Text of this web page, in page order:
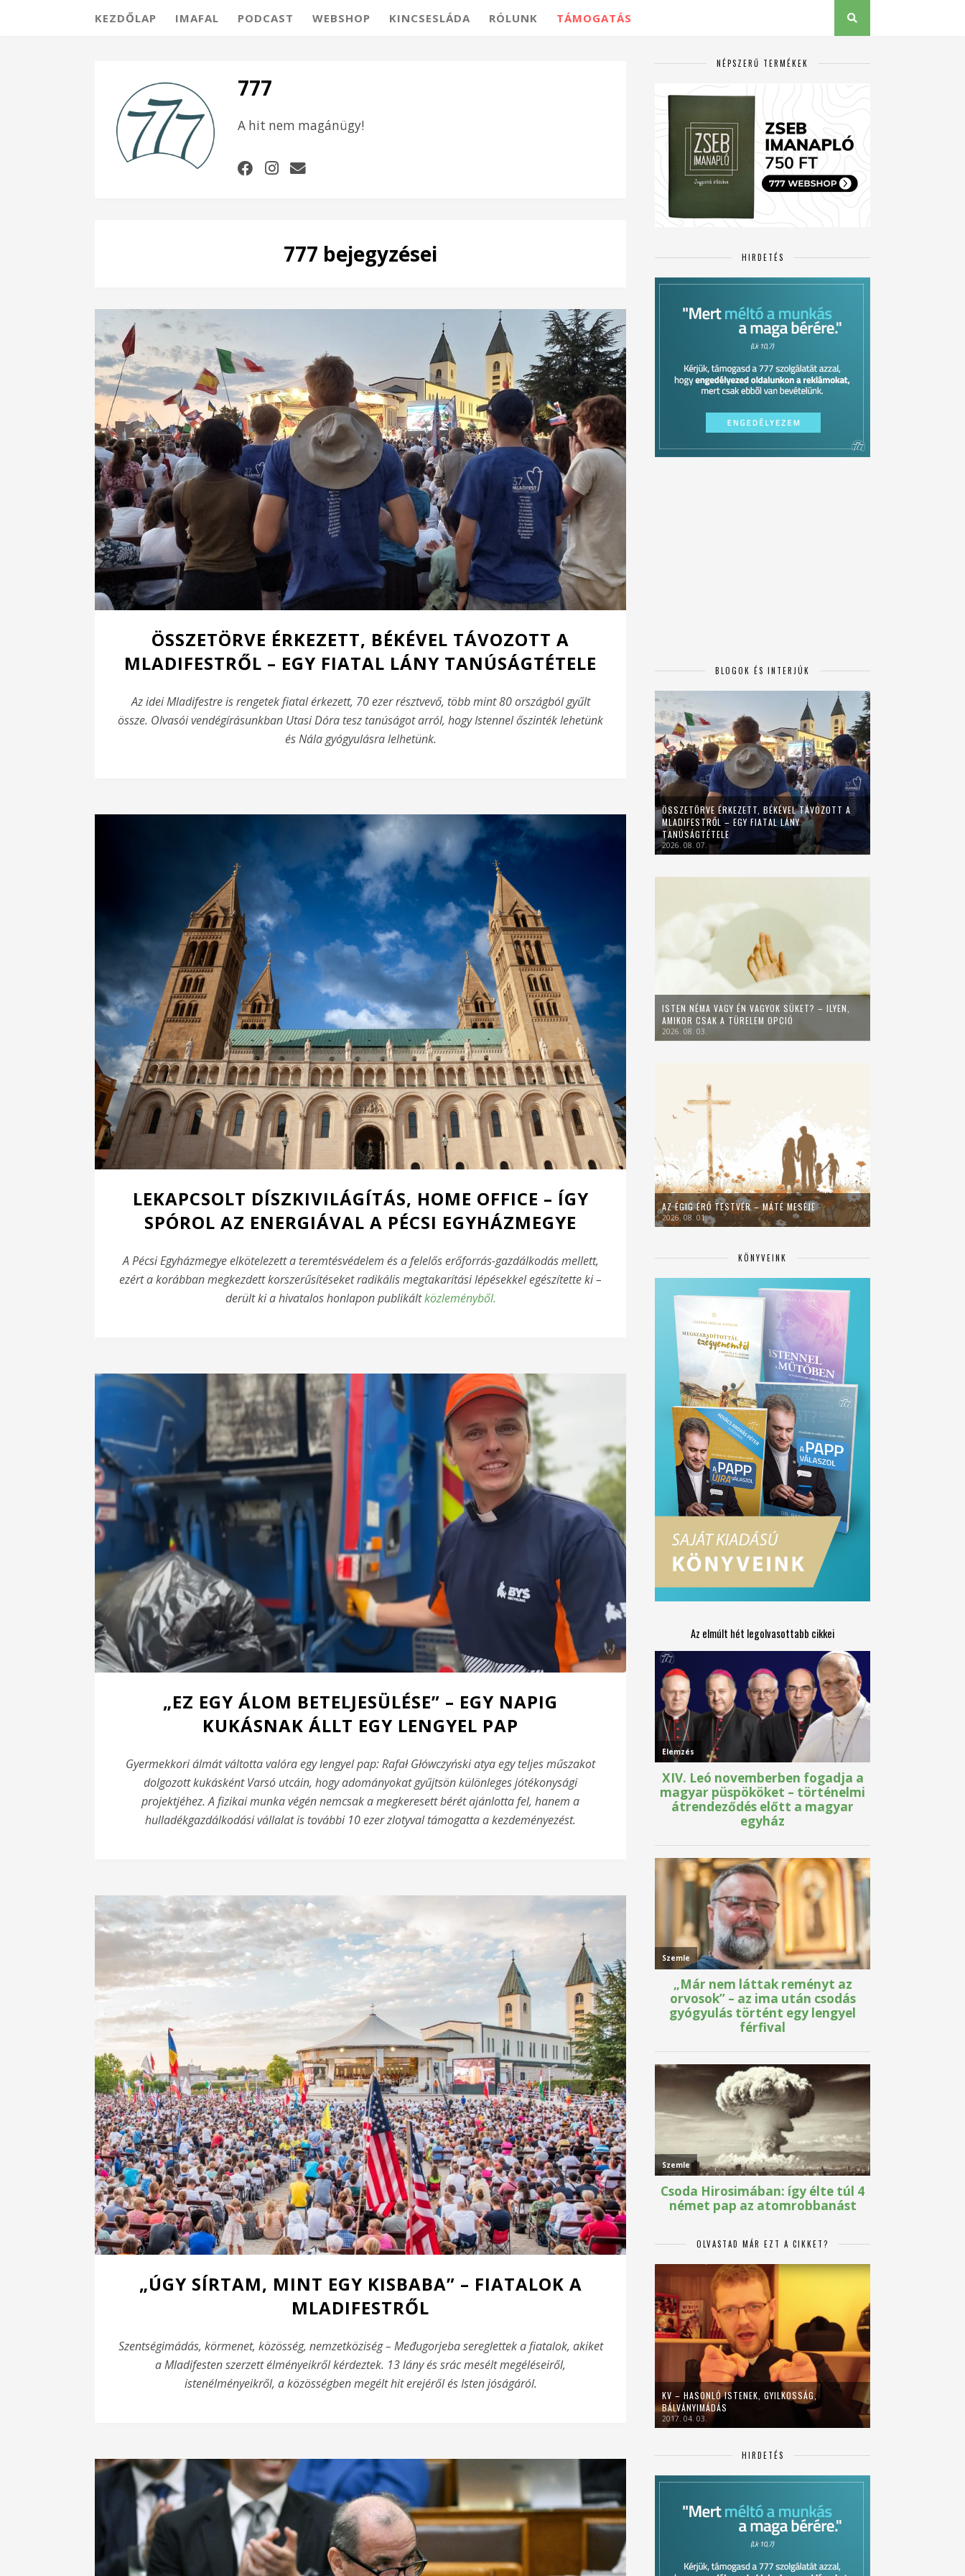
KEZDŐLAP IMAFAL PODCAST WEBSHOP KINCSESLÁDA RÓLUNK TÁMOGATÁS
777
A hit nem magánügy!
777 bejegyzései
ÖSSZETÖRVE ÉRKEZETT, BÉKÉVEL TÁVOZOTT A
MLADIFESTRŐL – EGY FIATAL LÁNY TANÚSÁGTÉTELE
Az idei Mladifestre is rengetek fiatal érkezett, 70 ezer résztvevő, több mint 80 országból gyűlt
össze. Olvasói vendégírásunkban Utasi Dóra tesz tanúságot arról, hogy Istennel őszinték lehetünk
és Nála gyógyulásra lelhetünk.
LEKAPCSOLT DÍSZKIVILÁGÍTÁS, HOME OFFICE – ÍGY
SPÓROL AZ ENERGIÁVAL A PÉCSI EGYHÁZMEGYE
A Pécsi Egyházmegye elkötelezett a teremtésvédelem és a felelős erőforrás-gazdálkodás mellett,
ezért a korábban megkezdett korszerűsítéseket radikális megtakarítási lépésekkel egészítette ki –
derült ki a hivatalos honlapon publikáltközleményből.
„EZ EGY ÁLOM BETELJESÜLÉSE” – EGY NAPIG
KUKÁSNAK ÁLLT EGY LENGYEL PAP
Gyermekkori álmát váltotta valóra egy lengyel pap: Rafał Główczyński atya egy teljes műszakot
dolgozott kukásként Varsó utcáin, hogy adományokat gyűjtsön különleges jótékonysági
projektjéhez. A fizikai munka végén nemcsak a megkeresett bérét ajánlotta fel, hanem a
hulladékgazdálkodási vállalat is további 10 ezer zlotyval támogatta a kezdeményezést.
„ÚGY SÍRTAM, MINT EGY KISBABA” – FIATALOK A
MLADIFESTRŐL
Szentségimádás, körmenet, közösség, nemzetköziség – Međugorjeba sereglettek a fiatalok, akiket
a Mladifesten szerzett élményeikről kérdeztek. 13 lány és srác mesélt megéléseiről,
istenélményeikről, a közösségben megélt hit erejéről és Isten jóságáról.
NÉPSZERŰ TERMÉKEK
HIRDETÉS
BLOGOK ÉS INTERJÚK
ÖSSZETÖRVE ÉRKEZETT, BÉKÉVEL TÁVOZOTT A
MLADIFESTRŐL – EGY FIATAL LÁNY
TANÚSÁGTÉTELE
2026. 08. 07.
ISTEN NÉMA VAGY ÉN VAGYOK SÜKET? – ILYEN,
AMIKOR CSAK A TÜRELEM OPCIÓ
2026. 08. 03.
AZ ÉGIG ÉRŐ TESTVÉR – MÁTÉ MESÉJE
2026. 08. 01.
KÖNYVEINK
Az elmúlt hét legolvasottabb cikkei
OLVASTAD MÁR EZT A CIKKET?
KV – HASONLÓ ISTENEK, GYILKOSSÁG,
BÁLVÁNYIMÁDÁS
2017. 04. 03.
HIRDETÉS